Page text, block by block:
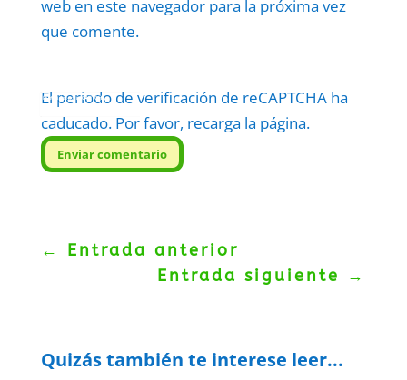
web en este navegador para la próxima vez
que comente.
El periodo de verificación de reCAPTCHA ha
caducado. Por favor, recarga la página.
Enviar comentario
Protegidos porreCAPTCHA
Politica–
← Entrada anterior
Entrada siguiente
→
Quizás también te interese leer...